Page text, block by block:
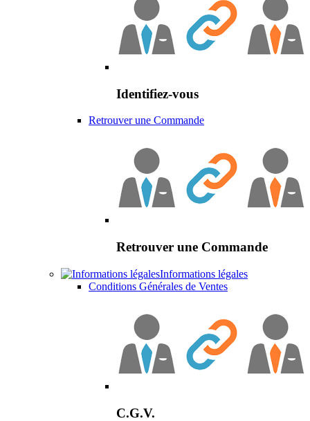
Identifiez-vous
Retrouver une Commande
Retrouver une Commande
Informations légales
Conditions Générales de Ventes
C.G.V.